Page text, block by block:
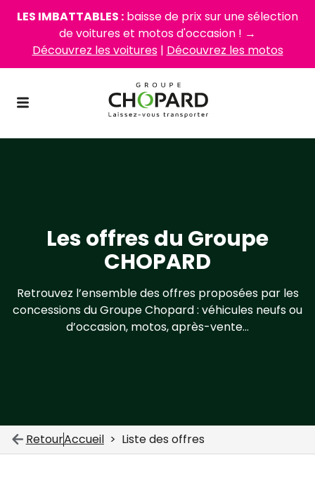
LES IMBATTABLES : baisse de prix sur une sélection
de voitures et motos d'occasion ! →
Découvrez les voitures| Découvrez les motos
Les offres du Groupe
CHOPARD
Retrouvez l’ensemble des offres proposées par les
concessions du Groupe Chopard : véhicules neufs ou
d’occasion, motos, après-vente…
RetourAccueil Liste des offres